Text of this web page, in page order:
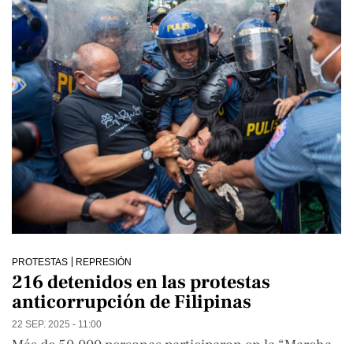
PROTESTAS REPRESIÓN
216 detenidos en las protestas
anticorrupción de Filipinas
22 SEP. 2025 - 11:00